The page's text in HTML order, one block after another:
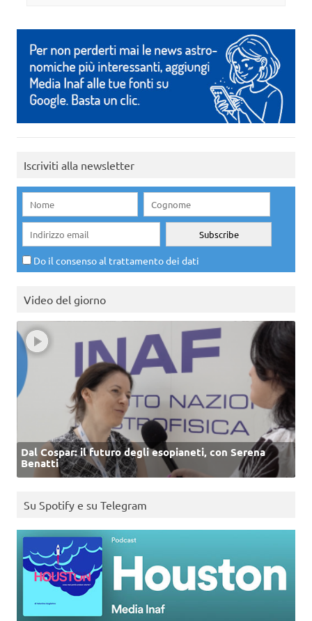
Iscriviti alla newsletter
Do il consenso al trattamento dei dati
Video del giorno
Dal Cospar: il futuro degli esopianeti, con Serena
Benatti
Su Spotify e su Telegram